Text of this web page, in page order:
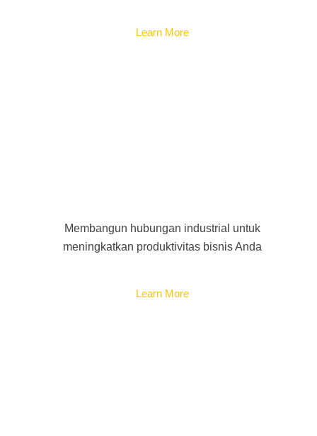
Learn More
Membangun hubungan industrial untuk
meningkatkan produktivitas bisnis Anda
Learn More